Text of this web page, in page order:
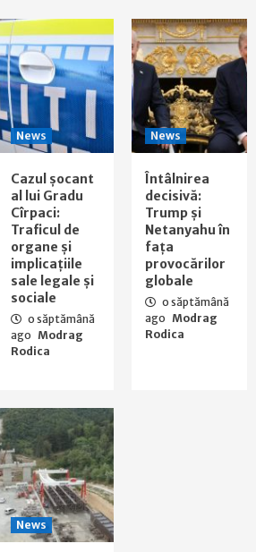
News
Cazul şocant
al lui Gradu
Cîrpaci:
Traficul de
organe şi
implicaţiile
sale legale şi
sociale
o săptămână
ago Modrag
Rodica
News
Întâlnirea
decisivă:
Trump și
Netanyahu în
fața
provocărilor
globale
o săptămână
ago Modrag
Rodica
News